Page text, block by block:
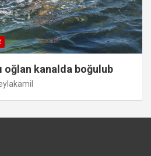
oğlan kanalda boğulub